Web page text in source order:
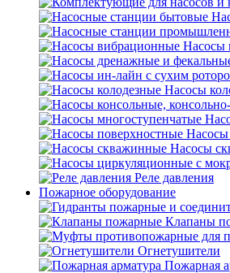
Насосы
Насосы
Насосы
Насосы
Реле давления
Пожарное оборудование
Клапаны
Огнетушители
Пожарная